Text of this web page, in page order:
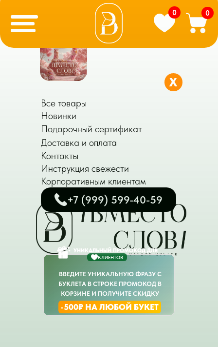
Корпоративным клиентам
Инструкция свежести
Контакты
Доставка и оплата
Подарочный сертификат
Новинки
Все товары
+7 (999) 599-40-59
УНИКАЛЬНЫЙ ПРОМОКОД ДЛЯ
ВВЕДИТЕ УНИКАЛЬНУЮ ФРАЗУ С
БУКЛЕТА В СТРОКЕ ПРОМОКОД В
КОРЗИНЕ И ПОЛУЧИТЕ СКИДКУ
-500₽ НА ЛЮБОЙ БУКЕТ
КЛИЕНТОВ
X